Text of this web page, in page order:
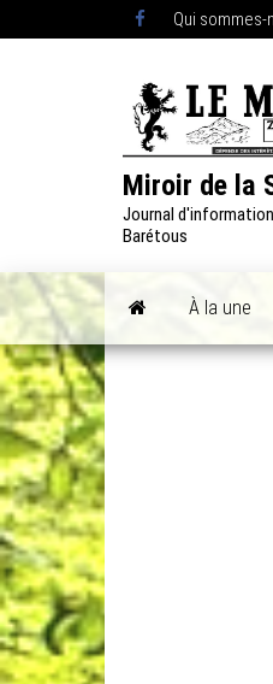
Qui sommes-
Miroir de la
Journal
Barétous
À la une